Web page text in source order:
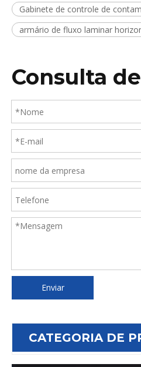
Gabinete de controle de
armário de fluxo laminar
Consulta
Enviar
CATEGORIA DE